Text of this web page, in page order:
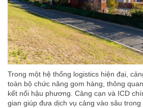
Trong một hệ thống logistics hiện đại,
toàn bộ chức năng gom hàng, thông
kết nối hậu phương. Cảng cạn và ICD
gian giúp đưa dịch vụ cảng vào sâu